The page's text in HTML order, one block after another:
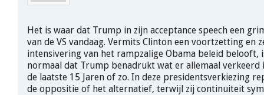
Het is waar dat Trump in zijn acceptance speech een
van de VS vandaag. Vermits Clinton een voortzetting en
intensivering van het rampzalige Obama beleid belooft,
normaal dat Trump benadrukt wat er allemaal verkeerd
de laatste 15 Jaren of zo. In deze presidentsverkiezing
de oppositie of het alternatief, terwijl zij continuiteit